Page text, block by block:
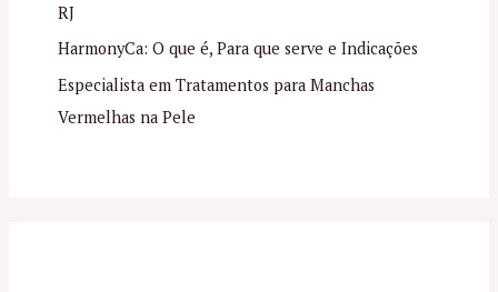
RJ
HarmonyCa: O que é, Para que serve e Indicações
Especialista em Tratamentos para Manchas
Vermelhas na Pele